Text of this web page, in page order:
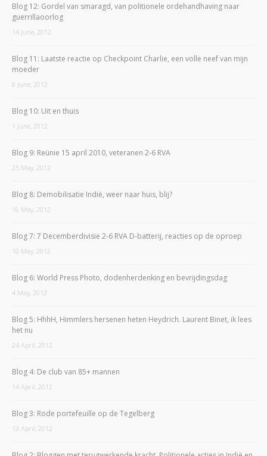
Blog 12: Gordel van smaragd, van politionele ordehandhaving naar
guerrillaoorlog
14 June, 2012
Blog 11: Laatste reactie op Checkpoint Charlie, een volle neef van mijn
moeder
8 June, 2012
Blog 10: Uit en thuis
1 June, 2012
Blog 9: Reünie 15 april 2010, veteranen 2-6 RVA
25 May, 2012
Blog 8: Demobilisatie Indië, weer naar huis, blij?
16 May, 2012
Blog 7: 7 Decemberdivisie 2-6 RVA D-batterij, reacties op de oproep
10 May, 2012
Blog 6: World Press Photo, dodenherdenking en bevrijdingsdag
4 May, 2012
Blog 5: HhhH, Himmlers hersenen heten Heydrich. Laurent Binet, ik lees
het nu
24 April, 2012
Blog 4: De club van 85+ mannen
14 April, 2012
Blog 3: Rode portefeuille op de Tegelberg
13 April, 2012